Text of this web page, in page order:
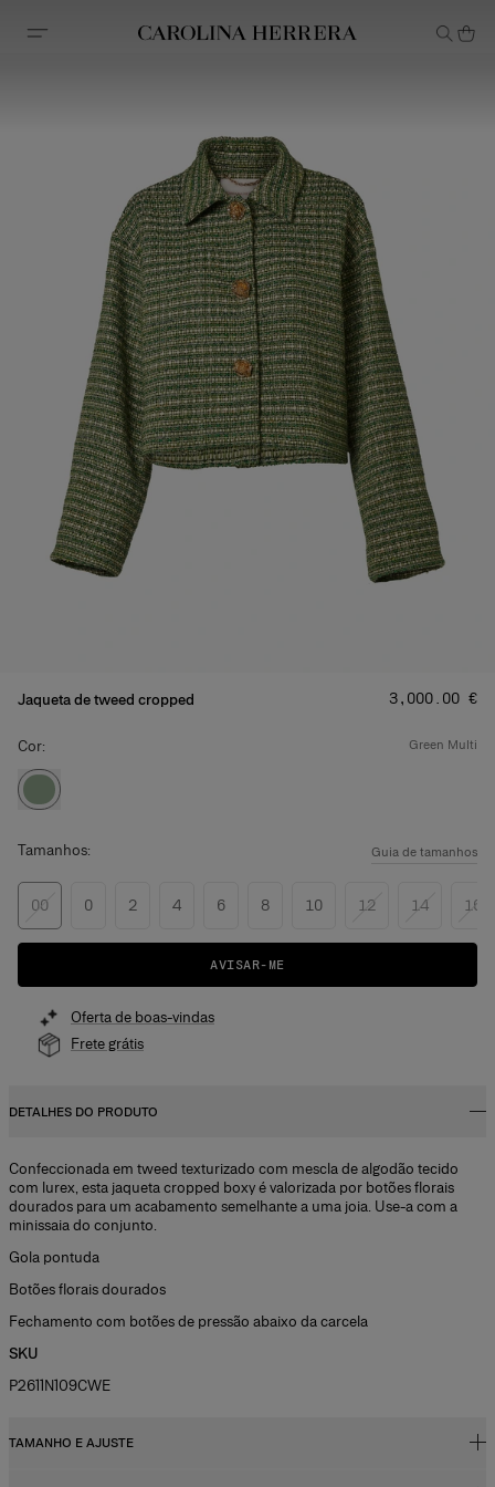
Declaração de acessibilidade
Jaqueta de tweed cropped Preço:
‌3,000.00 €
Cor: green multi
Tamanhos: Guia de tamanhos
00 0 2 4 6 8 10 12 14 16
AVISAR-ME
Oferta de boas-vindas
Frete grátis
DETALHES DO PRODUTO
Confeccionada em tweed texturizado com mescla de algodão tecido
com lurex, esta jaqueta cropped boxy é valorizada por botões florais
dourados para um acabamento semelhante a uma joia. Use-a com a
minissaia do conjunto.
Gola pontuda
Botões florais dourados
Fechamento com botões de pressão abaixo da carcela
SKU
P2611N109CWE
TAMANHO E AJUSTE